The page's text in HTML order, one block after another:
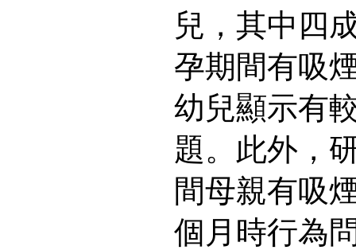
兒，其中四
孕期間有吸
幼兒顯示有
題。此外，
間母親有吸
個月時行為